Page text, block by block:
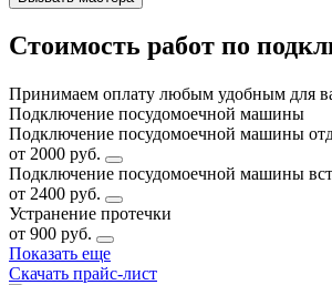
Стоимость работ по
Принимаем оплату любым удобным для
Подключение посудомоечной машины
Подключение посудомоечной машины
от 2000 руб.
Подключение посудомоечной машины
от 2400 руб.
Устранение протечки
от 900 руб.
Показать еще
Скачать прайс-лист